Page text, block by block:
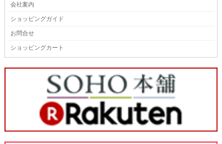
会社案内
ショッピングガイド
お問合せ
ショッピングカート